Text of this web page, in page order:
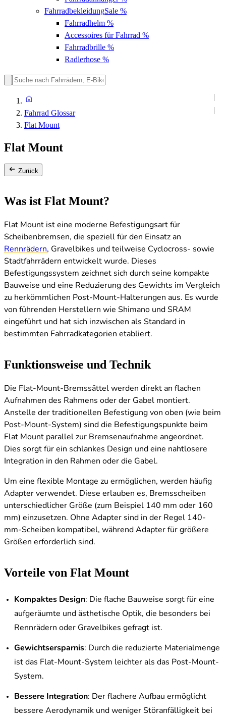
FahrradbekleidungSale %
Fahrradhelm %
Accessoires für Fahrrad %
Fahrradbrille %
Radlerhose %
Fahrrad Glossar
Flat Mount
Flat Mount
Zurück
Was ist Flat Mount?
Flat Mount ist eine moderne Befestigungsart für
Scheibenbremsen, die speziell für den Einsatz an
Rennrädern, Gravelbikes und teilweise Cyclocross- sowie
Stadtfahrrädern entwickelt wurde. Dieses
Befestigungssystem zeichnet sich durch seine kompakte
Bauweise und eine Reduzierung des Gewichts im Vergleich
zu herkömmlichen Post-Mount-Halterungen aus. Es wurde
von führenden Herstellern wie Shimano und SRAM
eingeführt und hat sich inzwischen als Standard in
bestimmten Fahrradkategorien etabliert.
Funktionsweise und Technik
Die Flat-Mount-Bremssättel werden direkt an flachen
Aufnahmen des Rahmens oder der Gabel montiert.
Anstelle der traditionellen Befestigung von oben (wie beim
Post-Mount-System) sind die Befestigungspunkte beim
Flat Mount parallel zur Bremsenaufnahme angeordnet.
Dies sorgt für ein schlankes Design und eine nahtlosere
Integration in den Rahmen oder die Gabel.
Um eine flexible Montage zu ermöglichen, werden häufig
Adapter verwendet. Diese erlauben es, Bremsscheiben
unterschiedlicher Größe (zum Beispiel 140 mm oder 160
mm) einzusetzen. Ohne Adapter sind in der Regel 140-
mm-Scheiben kompatibel, während Adapter für größere
Größen erforderlich sind.
Vorteile von Flat Mount
Kompaktes Design: Die flache Bauweise sorgt für eine
aufgeräumte und ästhetische Optik, die besonders bei
Rennrädern oder Gravelbikes gefragt ist.
Gewichtsersparnis: Durch die reduzierte Materialmenge
ist das Flat-Mount-System leichter als das Post-Mount-
System.
Bessere Integration: Der flachere Aufbau ermöglicht
bessere Aerodynamik und weniger Störanfälligkeit bei